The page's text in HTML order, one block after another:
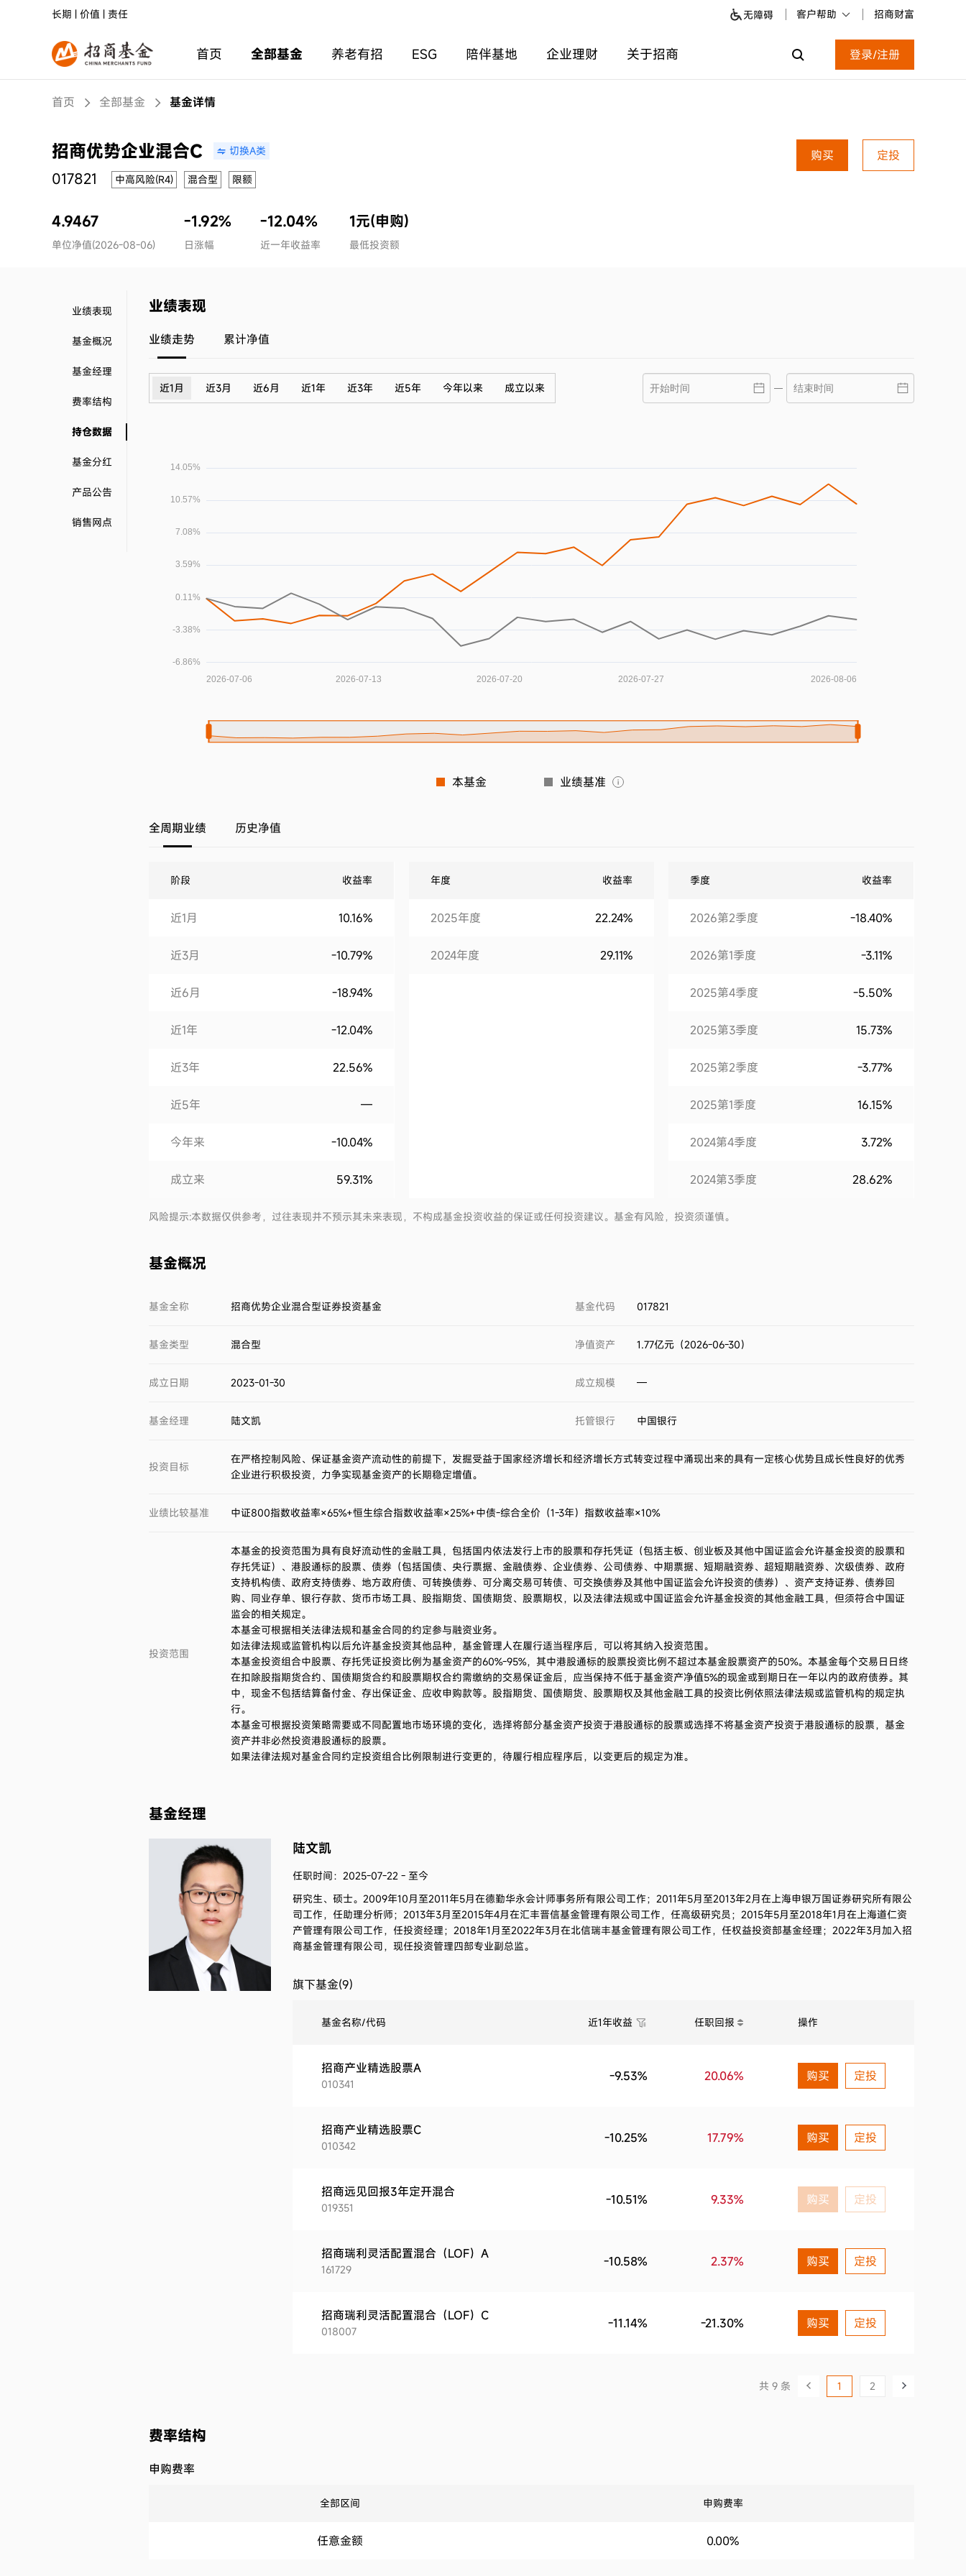
长期 | 价值 | 责任 无障碍 客户帮助 招商财富
登录/注册
首页 全部基金 养老有招 ESG 陪伴基地 企业理财 关于招商
首页 全部基金 基金详情
招商优势企业混合C 切换A类
017821 中高风险(R4) 混合型 限额
购买 定投
4.9467
单位净值(2026-08-06)
-1.92%
日涨幅
-12.04%
近一年收益率
1元(申购)
最低投资额
业绩表现
基金概况
基金经理
费率结构
持仓数据
基金分红
产品公告
销售网点
业绩表现
业绩走势 累计净值
近1月 近3月 近6月 近1年 近3年 近5年 今年以来 成立以来
本基金 业绩基准
全周期业绩 历史净值
阶段 收益率
近1月 10.16%
近3月 -10.79%
近6月 -18.94%
近1年 -12.04%
近3年 22.56%
近5年 —
今年来 -10.04%
成立来 59.31%
年度 收益率
2025年度 22.24%
2024年度 29.11%
季度 收益率
2026第2季度 -18.40%
2026第1季度 -3.11%
2025第4季度 -5.50%
2025第3季度 15.73%
2025第2季度 -3.77%
2025第1季度 16.15%
2024第4季度 3.72%
2024第3季度 28.62%
2024第2季度
风险提示:本数据仅供参考，过往表现并不预示其未来表现，不构成基金投资收益的保证或任何投资建议。基金有风险，投资须谨慎。
基金概况
基金全称 招商优势企业混合型证券投资基金 基金代码 017821
基金类型 混合型 净值资产 1.77亿元（2026-06-30）
成立日期 2023-01-30 成立规模 —
基金经理 陆文凯 托管银行 中国银行
投资目标
在严格控制风险、保证基金资产流动性的前提下，发掘受益于国家经济增长和经济增长方式转变过程中涌现出来的具有一定核心优势且成长性良好的优秀
企业进行积极投资，力争实现基金资产的长期稳定增值。
业绩比较基准 中证800指数收益率×65%+恒生综合指数收益率×25%+中债-综合全价（1-3年）指数收益率×10%
投资范围
本基金的投资范围为具有良好流动性的金融工具，包括国内依法发行上市的股票和存托凭证（包括主板、创业板及其他中国证监会允许基金投资的股票和
存托凭证）、港股通标的股票、债券（包括国债、央行票据、金融债券、企业债券、公司债券、中期票据、短期融资券、超短期融资券、次级债券、政府
支持机构债、政府支持债券、地方政府债、可转换债券、可分离交易可转债、可交换债券及其他中国证监会允许投资的债券）、资产支持证券、债券回
购、同业存单、银行存款、货币市场工具、股指期货、国债期货、股票期权，以及法律法规或中国证监会允许基金投资的其他金融工具，但须符合中国证
监会的相关规定。
本基金可根据相关法律法规和基金合同的约定参与融资业务。
如法律法规或监管机构以后允许基金投资其他品种，基金管理人在履行适当程序后，可以将其纳入投资范围。
本基金投资组合中股票、存托凭证投资比例为基金资产的60%-95%，其中港股通标的股票投资比例不超过本基金股票资产的50%。本基金每个交易日日终
在扣除股指期货合约、国债期货合约和股票期权合约需缴纳的交易保证金后，应当保持不低于基金资产净值5%的现金或到期日在一年以内的政府债券。其
中，现金不包括结算备付金、存出保证金、应收申购款等。股指期货、国债期货、股票期权及其他金融工具的投资比例依照法律法规或监管机构的规定执
行。
本基金可根据投资策略需要或不同配置地市场环境的变化，选择将部分基金资产投资于港股通标的股票或选择不将基金资产投资于港股通标的股票，基金
资产并非必然投资港股通标的股票。
如果法律法规对基金合同约定投资组合比例限制进行变更的，待履行相应程序后，以变更后的规定为准。
基金经理
陆文凯
任职时间：2025-07-22 - 至今
研究生、硕士。 2009年10月至2011年5月在德勤华永会计师事务所有限公司工作；2011年5月至2013年2月在上海申银万国证券研究所有限公
司工作，任助理分析师；2013年3月至2015年4月在汇丰晋信基金管理有限公司工作，任高级研究员；2015年5月至2018年1月在上海道仁资
产管理有限公司工作，任投资经理；2018年1月至2022年3月在北信瑞丰基金管理有限公司工作，任权益投资部基金经理；2022年3月加入招
商基金管理有限公司，现任投资管理四部专业副总监。
旗下基金(9)
基金名称/代码 近1年收益 任职回报 操作
招商产业精选股票A
010341
-9.53% 20.06% 购买 定投
招商产业精选股票C
010342
-10.25% 17.79% 购买 定投
招商远见回报3年定开混合
019351
-10.51% 9.33% 购买 定投
招商瑞利灵活配置混合（LOF）A
161729
-10.58% 2.37% 购买 定投
招商瑞利灵活配置混合（LOF）C
018007
-11.14% -21.30% 购买 定投
共 9 条 1 2
费率结构
申购费率
全部区间 申购费率
任意金额 0.00%